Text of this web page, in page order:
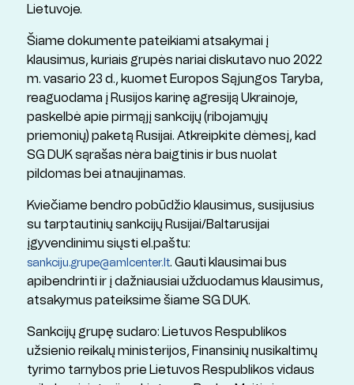
Lietuvoje.
Šiame dokumente pateikiami atsakymai į
klausimus, kuriais grupės nariai diskutavo nuo 2022
m. vasario 23 d., kuomet Europos Sąjungos Taryba,
reaguodama į Rusijos karinę agresiją Ukrainoje,
paskelbė apie pirmąjį sankcijų (ribojamųjų
priemonių) paketą Rusijai. Atkreipkite dėmesį, kad
SG DUK sąrašas nėra baigtinis ir bus nuolat
pildomas bei atnaujinamas.
Kviečiame bendro pobūdžio klausimus, susijusius
su tarptautinių sankcijų Rusijai/Baltarusijai
įgyvendinimu siųsti el.paštu:
sankciju.grupe@amlcenter.lt. Gauti klausimai bus
apibendrinti ir į dažniausiai užduodamus klausimus,
atsakymus pateiksime šiame SG DUK.
Sankcijų grupę sudaro: Lietuvos Respublikos
užsienio reikalų ministerijos, Finansinių nusikaltimų
tyrimo tarnybos prie Lietuvos Respublikos vidaus